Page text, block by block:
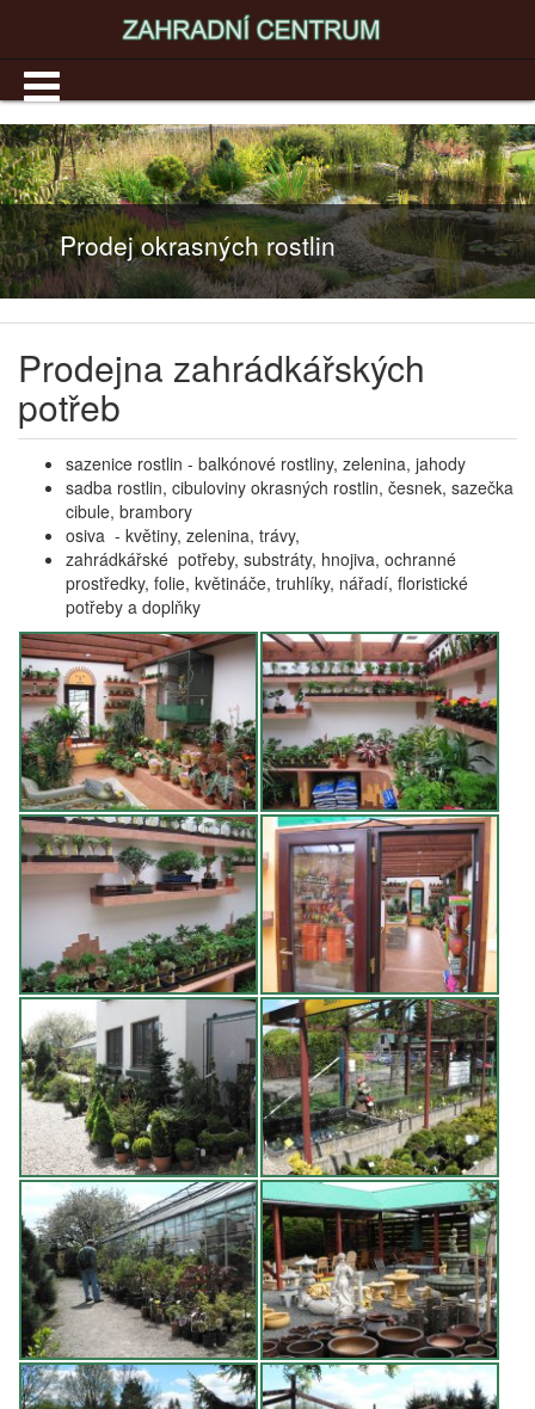
a lesní techniky
Prodejna zahrádkářských
potřeb
sazenice rostlin - balkónové rostliny, zelenina, jahody
sadba rostlin, cibuloviny okrasných rostlin, česnek, sazečka
cibule, brambory
osiva - květiny, zelenina, trávy,
zahrádkářské potřeby, substráty, hnojiva, ochranné
prostředky, folie, květináče, truhlíky, nářadí, floristické
potřeby a doplňky